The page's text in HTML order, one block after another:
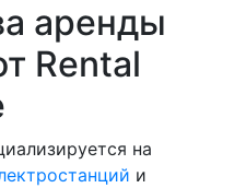
аренды
Rental
на
и